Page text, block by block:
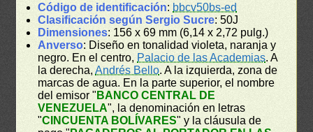
Código de identificación: bbcv50bs-ed
Clasificación según Sergio Sucre: 50J
Dimensiones: 156 x 69 mm (6,14 x 2,72 pulg.)
Anverso: Diseño en tonalidad violeta, naranja y
negro. En el centro, Palacio de las Academias. A
la derecha,Andrés Bello. A la izquierda, zona de
marcas de agua. En la parte superior, el nombre
del emisor " BANCO CENTRAL DE
VENEZUELA", la denominación en letras
"CINCUENTA BOLÍVARES" y la cláusula de